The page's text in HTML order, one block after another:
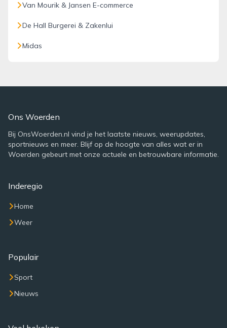
Van Mourik & Jansen E-commerce
De Hall Burgerei & Zakenlui
Midas
Ons Woerden
Bij OnsWoerden.nl vind je het laatste nieuws, weerupdates,
sportnieuws en meer. Blijf op de hoogte van alles wat er in
Woerden gebeurt met onze actuele en betrouwbare informatie.
Inderegio
Home
Weer
Populair
Sport
Nieuws